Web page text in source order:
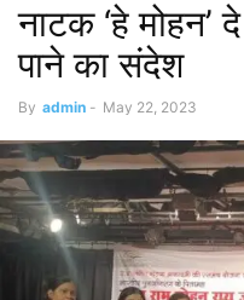
नाटक ‘हे मोहन’
पाने का संदेश
By admin - May 22, 2023